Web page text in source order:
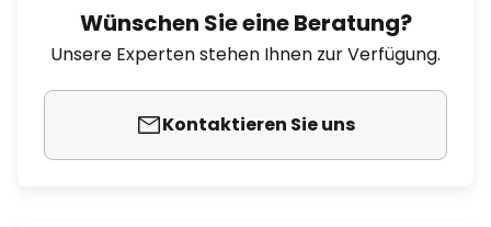
Wünschen Sie eine Beratung?
Unsere Experten stehen Ihnen zur Verfügung.
Kontaktieren Sie uns